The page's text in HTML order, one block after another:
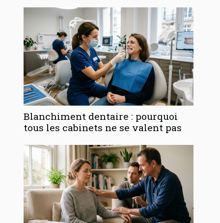
Blanchiment dentaire : pourquoi
tous les cabinets ne se valent pas